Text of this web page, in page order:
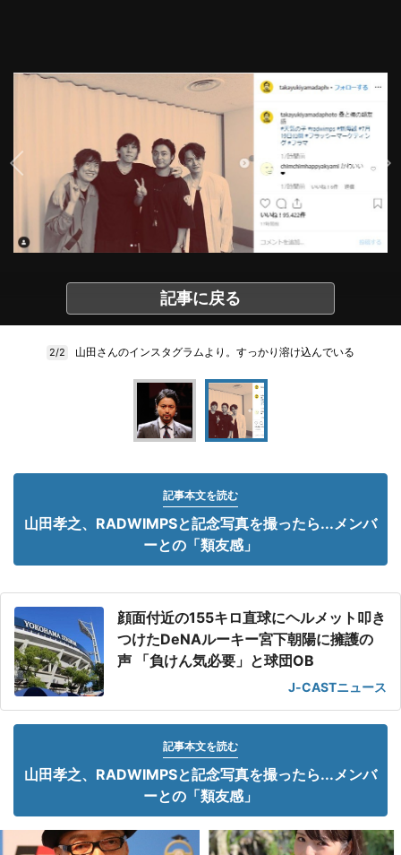
記事に戻る
2/2 山田さんのインスタグラムより。すっかり溶け込んでいる
記事本文を読む
山田孝之、RADWIMPSと記念写真を撮ったら...メンバ
ーとの「類友感」
顔面付近の155キロ直球にヘルメット叩き
つけたDeNAルーキー宮下朝陽に擁護の
声 「負けん気必要」と球団OB
J-CASTニュース
記事本文を読む
山田孝之、RADWIMPSと記念写真を撮ったら...メンバ
ーとの「類友感」